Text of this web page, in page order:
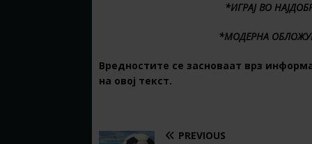
*ИГРАЈ ВО
*МОДЕРНА
Вредностите се засноваат врз
на овој текст.
PREVIOUS